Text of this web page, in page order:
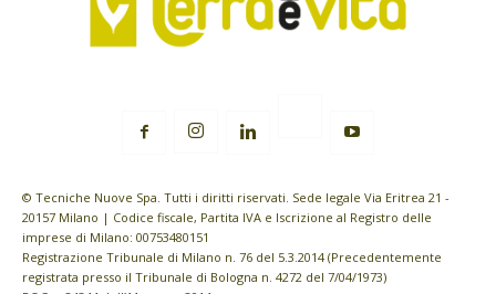
© Tecniche Nuove Spa. Tutti i diritti riservati. Sede legale Via Eritrea 21 -
20157 Milano | Codice fiscale, Partita IVA e Iscrizione al Registro delle
imprese di Milano: 00753480151
Registrazione Tribunale di Milano n. 76 del 5.3.2014 (Precedentemente
registrata presso il Tribunale di Bologna n. 4272 del 7/04/1973)